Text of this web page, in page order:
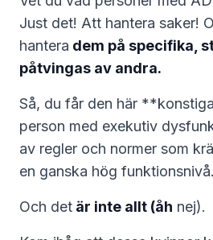
Just det! Att hantera saker!
hantera dem på specifika,
påtvingas av andra.
Så, du får den här
person med exekutiv
av regler och normer som
en ganska hög funktionsnivå.
Och det är inte allt (åh nej).